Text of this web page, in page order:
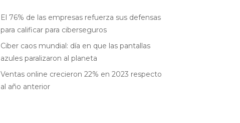
El 76% de las empresas refuerza sus defensas
para calificar para ciberseguros
Ciber caos mundial: día en que las pantallas
azules paralizaron al planeta
Ventas online crecieron 22% en 2023 respecto
al año anterior